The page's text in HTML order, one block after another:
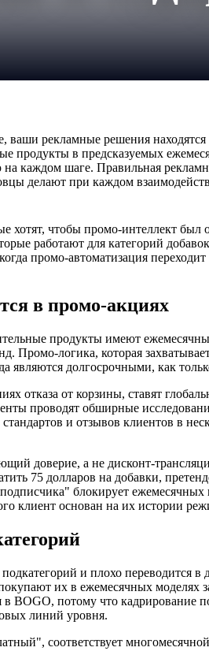
ваши рекламные решения
продукты в предсказуемых
каждом шаге. Правильная
делают при каждом
хотят, чтобы промо-интеллект
работают для категорий
промо-автоматизация
в промо-акциях
продукты имеют
Промо-логика, которая
являются долгосрочными, как
отказа от корзины, ставят
проводят обширные
и отзывов клиентов в
доверие, а не дисконт-
75 долларов на добавки,
блокирует ежемесячных
клиент основан на их истории
и плохо
их в ежемесячных моделях
BOGO, потому что
линий уровня.
соответствует